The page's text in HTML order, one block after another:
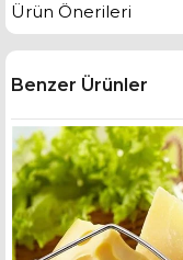
Ürün Önerileri
Benzer Ürünler